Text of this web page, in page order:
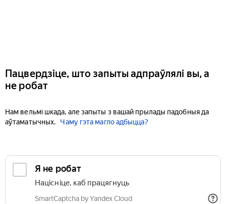
Пацвердзіце, што запыты адпраўлялі вы, а
не робат
Нам вельмі шкада, але запыты з вашай прылады падобныя да
аўтаматычных.
Чаму гэта магло адбыцца?
Я не робат
Націсніце, каб працягнуць
SmartCaptcha by Yandex Cloud